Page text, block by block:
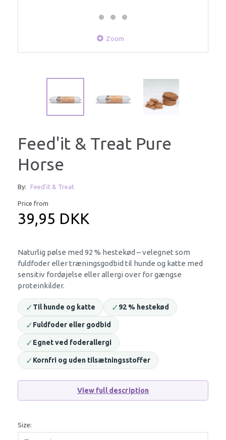
Zoom
Feed'it & Treat Pure
Horse
By: Feed'it & Treat
Price from
39,95 DKK
Naturlig pølse med 92 % hestekød – velegnet som
fuldfoder eller træningsgodbid til hunde og katte med
sensitiv fordøjelse eller allergi over for gængse
proteinkilder.
✓Til hunde og katte ✓92 % hestekød
✓Fuldfoder eller godbid
✓Egnet ved foderallergi
✓Kornfri og uden tilsætningsstoffer
View full description
Size: